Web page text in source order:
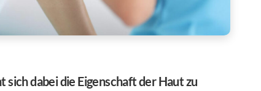
sich dabei die Eigenschaft der Haut zu